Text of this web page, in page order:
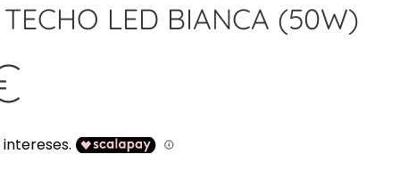
LED BIANCA (50W)